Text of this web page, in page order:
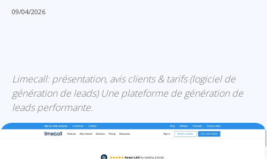
09/04/2026
Limecall: présentation, avis clients & tarifs (logiciel de
génération de leads) Une plateforme de génération de
leads performante.